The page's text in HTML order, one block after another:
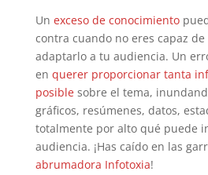
Un exceso de conocimiento
contra cuando no eres capaz
adaptarlo a tu audiencia. Un
en querer proporcionar tanta
posiblesobre el tema,
gráficos, resúmenes, datos,
totalmente por alto qué puede
audiencia. ¡Has caído en las
abrumadora Infotoxia!